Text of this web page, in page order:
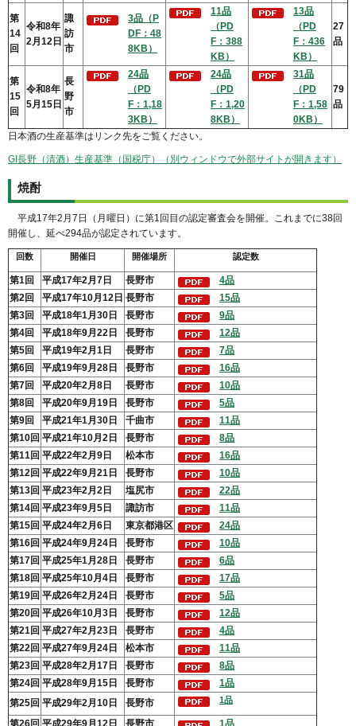
第
14
回
令和8年
2月12日
諏
訪
市
3品（P
DF：48
8KB）
11品
（PD
F：388
KB）
13品
（PD
F：436
KB）
27
品
第
15
回
令和8年
5月15日
長
野
市
24品
（PD
F：1,18
3KB）
24品
（PD
F：1,20
8KB）
31品
（PD
F：1,58
0KB）
79
品
日本酒の生産基準はリンク先をご覧ください。
GI長野（清酒）生産基準（国税庁）（別ウィンドウで外部サイトが開きます）
焼酎
平成17年2月7日（月曜日）に第1回目の認定審査会を開催。これまでに38回
開催し、延べ294品が認定されています。
回数 開催日 開催場所 認定数
第1回 平成17年2月7日 長野市
4品
第2回
平成17年10月12日 長野市
15品
第3回
平成18年1月30日 長野市
9品
第4回
平成18年9月22日 長野市
12品
第5回
平成19年2月1日 長野市
7品
第6回
平成19年9月28日 長野市
16品
第7回
平成20年2月8日 長野市
10品
第8回
平成20年9月19日 長野市
5品
第9回
平成21年1月30日 千曲市
11品
第10回 平成21年10月2日 長野市
8品
第11回 平成22年2月9日 松本市
16品
第12回 平成22年9月21日 長野市
10品
第13回 平成23年2月2日 塩尻市
22品
第14回 平成23年9月5日 諏訪市 11品
第15回 平成24年2月6日 東京都港区
24品
第16回 平成24年9月24日 長野市
10品
第17回 平成25年1月28日 長野市
6品
第18回 平成25年10月4日 長野市
17品
第19回 平成26年2月24日 長野市
5品
第20回 平成26年10月3日 長野市
12品
第21回 平成27年2月23日 長野市
4品
第22回 平成27年9月24日 松本市
11品
第23回 平成28年2月17日 長野市
8品
第24回 平成28年9月15日 長野市
1品
第25回 平成29年2月10日 長野市 1品